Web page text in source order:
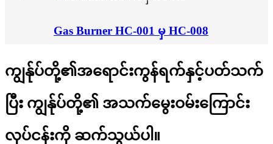
Gas Burner HC-001 မှ HC-008
ကျွန်ုပ်တို့၏အရောင်းကွန်ရက်နှင့်ပတ်သက်
ပြီး ကျွန်ုပ်တို့၏ အသက်မွေးဝမ်းကြောင်း
လုပ်ငန်းကို ဆက်သွယ်ပါ။